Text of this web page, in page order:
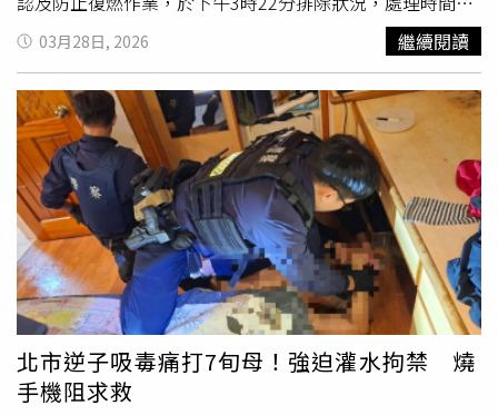
16分鐘。館方表示，該充電設備平時提供手機、行動電源及
平板電腦等充電使用，有9台插座可使用，事發時有5台正在
充電，冒煙原因仍待調查。火勢熄滅後圖書館已恢復正常營
運，但暫停提供行動充電站服務，以確保讀者安全。
03月28日, 2026 繼續閱讀
北市逆子吸毒痛打7旬母！強迫灌水拘禁 燒
手機阻求救